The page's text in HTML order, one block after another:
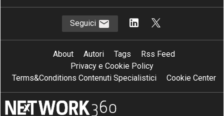
Seguici
About Autori Tags
Rss Feed
Privacy e Cookie Policy
Terms&Conditions Contenuti Specialistici
Cookie Center